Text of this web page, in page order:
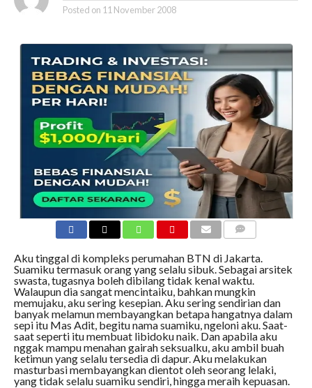
Posted on 11 November 2008
Aku tinggal di kompleks perumahan BTN di Jakarta.
Suamiku termasuk orang yang selalu sibuk. Sebagai arsitek
swasta, tugasnya boleh dibilang tidak kenal waktu.
Walaupun dia sangat mencintaiku, bahkan mungkin
memujaku, aku sering kesepian. Aku sering sendirian dan
banyak melamun membayangkan betapa hangatnya dalam
sepi itu Mas Adit, begitu nama suamiku, ngeloni aku. Saat-
saat seperti itu membuat libidoku naik. Dan apabila aku
nggak mampu menahan gairah seksualku, aku ambil buah
ketimun yang selalu tersedia di dapur. Aku melakukan
masturbasi membayangkan dientot oleh seorang lelaki,
yang tidak selalu suamiku sendiri, hingga meraih kepuasan.